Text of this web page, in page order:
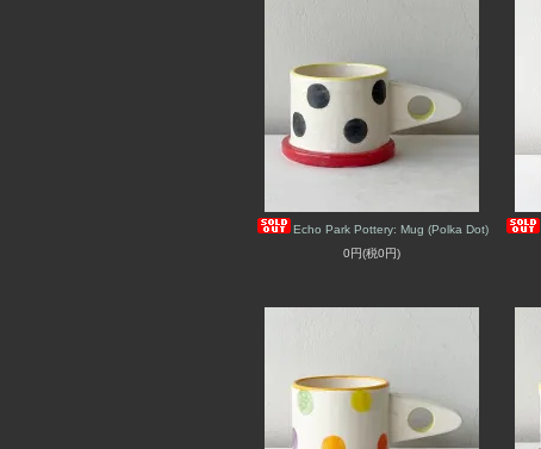
Echo Park Pottery: Mug (Polka Dot)
0円(税0円)